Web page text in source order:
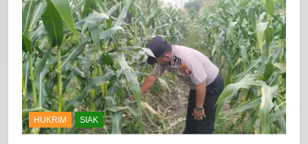
HUKRIM SIAK